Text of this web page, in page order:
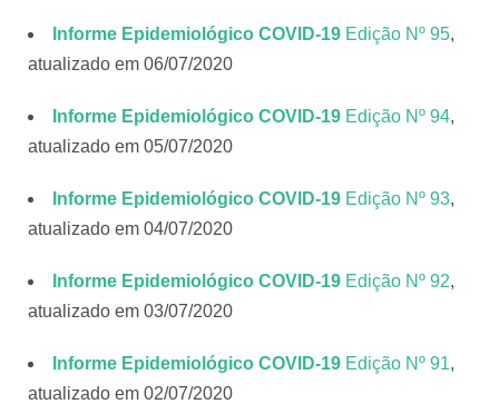
Informe Epidemiológico COVID-19 Edição Nº 95,
atualizado em 06/07/2020
Informe Epidemiológico COVID-19 Edição Nº 94,
atualizado em 05/07/2020
Informe Epidemiológico COVID-19 Edição Nº 93,
atualizado em 04/07/2020
Informe Epidemiológico COVID-19 Edição Nº 92,
atualizado em 03/07/2020
Informe Epidemiológico COVID-19 Edição Nº 91,
atualizado em 02/07/2020